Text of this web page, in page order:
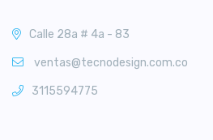
Calle 28a # 4a - 83
ventas@tecnodesign.com.co
3115594775